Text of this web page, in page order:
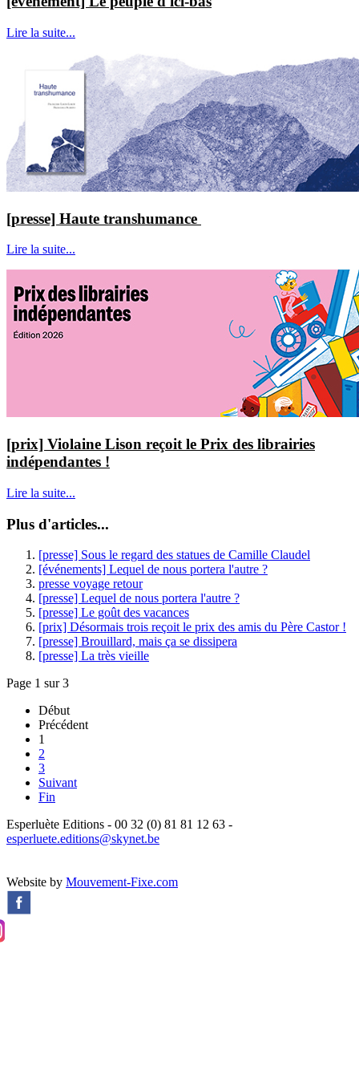
Lire la suite...
[presse] Haute transhumance
Lire la suite...
[prix] Violaine Lison reçoit le Prix des librairies
indépendantes !
Lire la suite...
Plus d'articles...
[presse] Sous le regard des statues de Camille Claudel
[événements] Lequel de nous portera l'autre ?
presse voyage retour
[presse] Lequel de nous portera l'autre ?
[presse] Le goût des vacances
[prix] Désormais trois reçoit le prix des amis du Père Castor !
[presse] Brouillard, mais ça se dissipera
[presse] La très vieille
Page 1 sur 3
Début
Précédent
1
2
3
Suivant
Fin
Esperluète Editions - 00 32 (0) 81 81 12 63 -
esperluete.editions@skynet.be
Website by Mouvement-Fixe.com